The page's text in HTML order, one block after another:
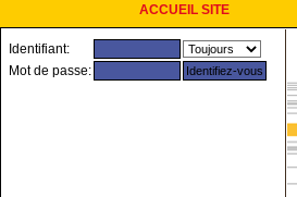
ACCUEIL SITE
Identifiant:
Mot de passe: